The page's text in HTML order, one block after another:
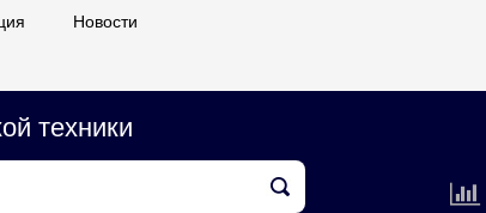
Новости
техники